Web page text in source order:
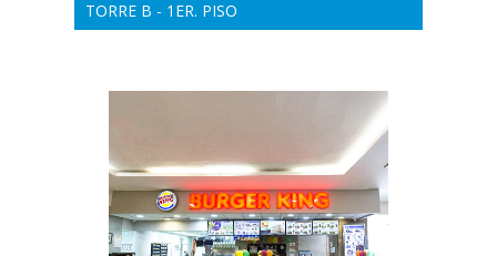
TORRE B - 1ER. PISO